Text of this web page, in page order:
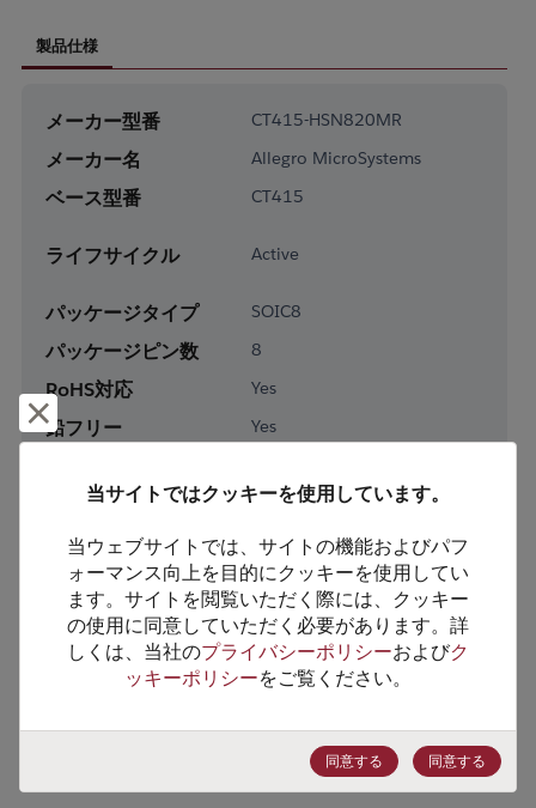
製品仕様
メーカー型番 CT415-HSN820MR
メーカー名 Allegro MicroSystems
ベース型番 CT415
ライフサイクル Active
パッケージタイプ SOIC8
パッケージピン数 8
RoHS対応 Yes
鉛フリー Yes
梱包数 2000
製品カテゴリー Analog & Mixed Signal
製品サブカテゴリー Sensors
製品グループ Other/Misc Sensors
8542.39.0090
ECCN番号 EAR99
当サイトではクッキーを使用しています。
当ウェブサイトでは、サイトの機能およびパフ
ォーマンス向上を目的にクッキーを使用してい
ます。サイトを閲覧いただく際には、クッキー
の使用に同意していただく必要があります。詳
しくは、当社のプライバシーポリシーおよびク
ッキーポリシーをご覧ください。
同意する 同意する